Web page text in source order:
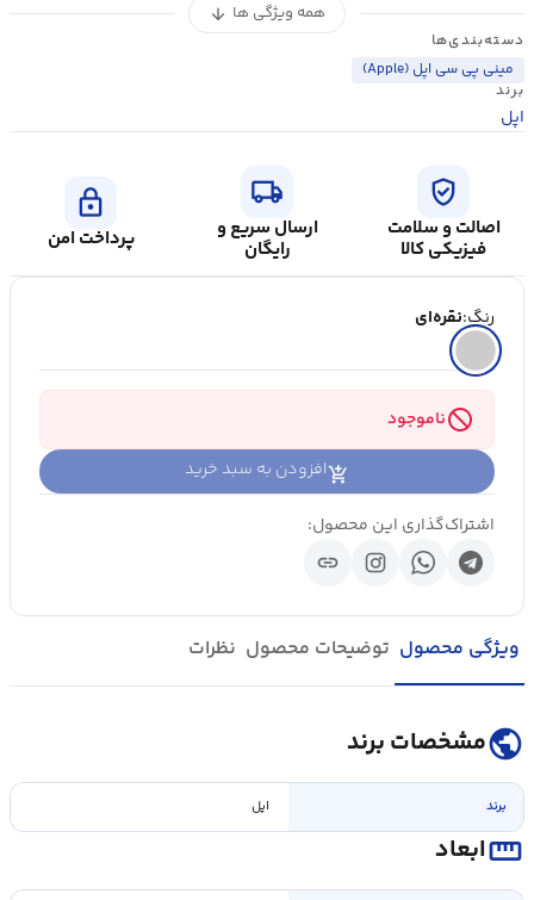
همه ویژگی ها arrow_downward
دسته‌بندی‌ها
مینی پی سی اپل (Apple)
برند
اپل
verified_user
اصالت و سلامت
فیزیکی کالا
local_shipping
ارسال سریع و
رایگان
lock
پرداخت امن
رنگ:نقره‌ای
blockناموجود
افزودن به سبد خرید
اشتراک‌گذاری این محصول:
link
ویژگی محصول توضیحات محصول نظرات
publicمشخصات برند
برند اپل
straightenابعاد